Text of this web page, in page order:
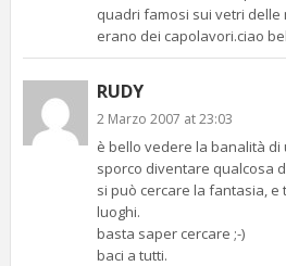
quadri famosi sui vetri
erano dei capolavori.ciao
RUDY
2 Marzo 2007 at 23:03
è bello vedere la banalità
sporco diventare qualcosa
si può cercare la fantasia,
luoghi.
basta saper cercare ;-)
baci a tutti.